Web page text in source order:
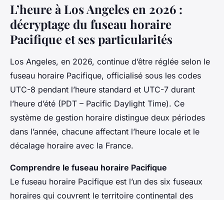
L’heure à Los Angeles en 2026 :
décryptage du fuseau horaire
Pacifique et ses particularités
Los Angeles, en 2026, continue d’être réglée selon le
fuseau horaire Pacifique, officialisé sous les codes
UTC-8 pendant l’heure standard et UTC-7 durant
l’heure d’été (PDT – Pacific Daylight Time). Ce
système de gestion horaire distingue deux périodes
dans l’année, chacune affectant l’heure locale et le
décalage horaire avec la France.
Comprendre le fuseau horaire Pacifique
Le fuseau horaire Pacifique est l’un des six fuseaux
horaires qui couvrent le territoire continental des